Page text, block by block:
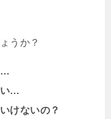
うか？
…
い…
けないの？